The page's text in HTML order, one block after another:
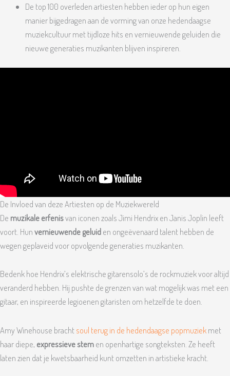
De top 100 overleden artiesten hebben ieder op hun eigen
manier bijgedragen aan de vorming van onze hedendaagse
muziekcultuur met tijdloze hits en vernieuwende geluiden die
nieuwe generaties muzikanten blijven inspireren.
De Invloed van deze Artiesten op de Muziekwereld
De muzikale erfenisvan iconen zoals Jimi Hendrix en Janis Joplin leeft
voort. Hunvernieuwende geluiden ongeëvenaard talent hebben de
wegen geplaveid voor opvolgende generaties muzikanten.
Bedenk hoe Hendrix’s elektrische gitarensolo’s de rockmuziek voor altijd
veranderd hebben. Hij pushte de grenzen van wat mogelijk was met een
gitaar, en inspireerde legioenen gitaristen om hetzelfde te doen.
Amy Winehouse brachtsoul terug in de hedendaagse popmuziekmet
haar diepe, expressieve stemen openhartige songteksten. Ze heeft
laten zien dat je kwetsbaarheid kunt omzetten in artistieke kracht.